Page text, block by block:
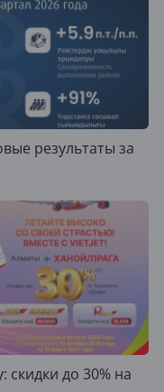
результаты за
до 30% на